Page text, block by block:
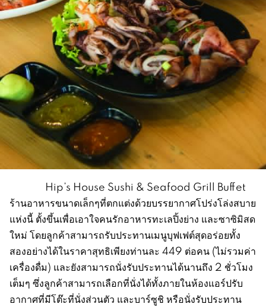
Hip’s House Sushi & Seafood Grill Buffet
ร้านอาหารขนาดเล็กๆที่ตกแต่งด้วยบรรยากาศโปร่งโล่งสบาย
แห่งนี้ ตั้งขึ้นเพื่อเอาใจคนรักอาหารทะเลปิ้งย่าง และซาซิมิสด
ใหม่ โดยลูกค้าสามารถรับประทานเมนูบุฟเฟต์สุดอร่อยทั้ง
สองอย่างได้ในราคาสุทธิเพียงท่านละ 449 ต่อคน (ไม่รวมค่า
เครื่องดื่ม) และยังสามารถนั่งรับประทานได้นานถึง 2 ชั่วโมง
เต็มๆ ซึ่งลูกค้าสามารถเลือกที่นั่งได้ทั้งภายในห้องแอร์ปรับ
อากาศที่มีโต๊ะที่นั่งส่วนตัว และบาร์ซูชิ หรือนั่งรับประทาน